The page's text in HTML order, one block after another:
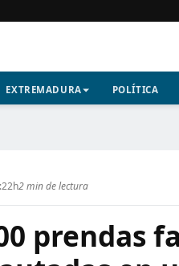
EXTREMADURA POLÍTICA
2 min de lectura
prendas